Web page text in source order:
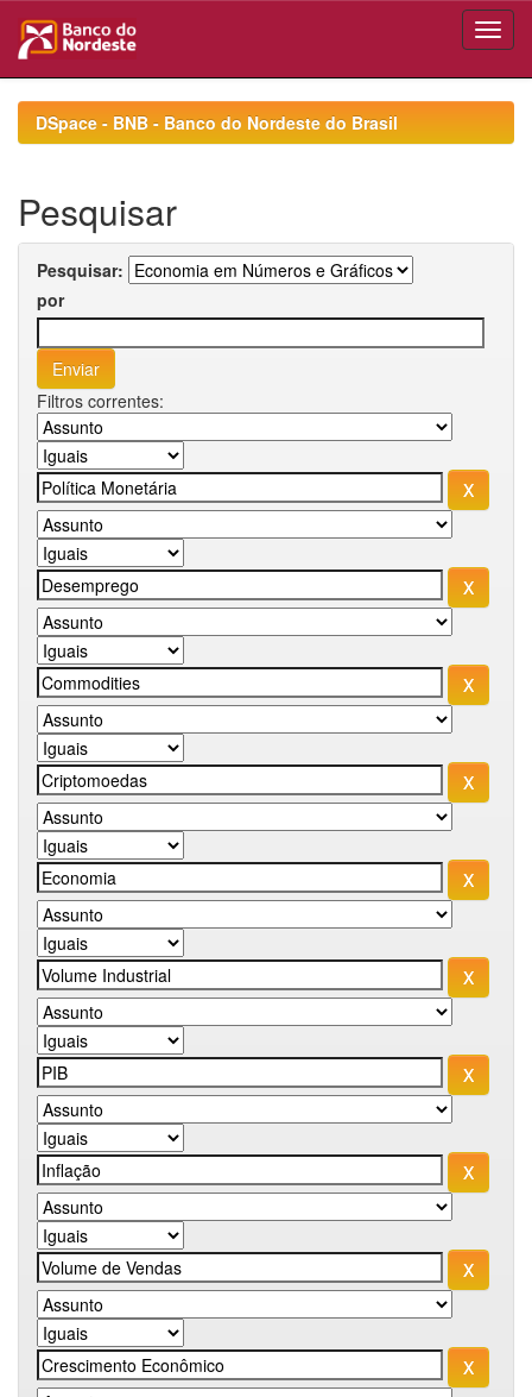
navigationDSpace - BNB - Banco do Nordeste do Brasil
Pesquisar
Pesquisar:
por
Filtros correntes: